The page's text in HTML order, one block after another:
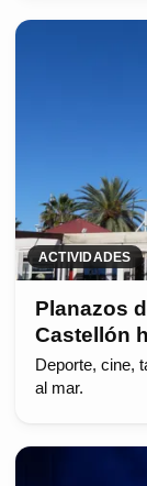
ACTIVIDADES
Planazos
Castellón
Deporte, cine,
al mar.